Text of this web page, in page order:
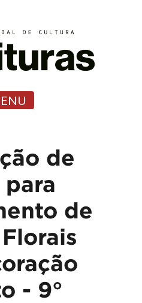
de
para
de
- 9°